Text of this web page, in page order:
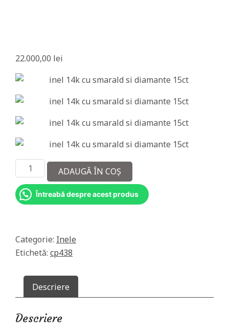
22.000,00 lei
Cantitate
Inel
14k
cu
naturale15ct
ADAUGĂ ÎN COȘ
Întreabă despre acest produs
Categorie: Inele
Etichetă: cp438
Descriere
Descriere